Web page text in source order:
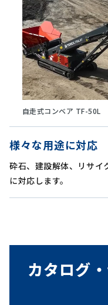
自走式コンベア TF-50L
様々な用途に対応
砕石、建設解体、リサイ
に対応します。
カタログ